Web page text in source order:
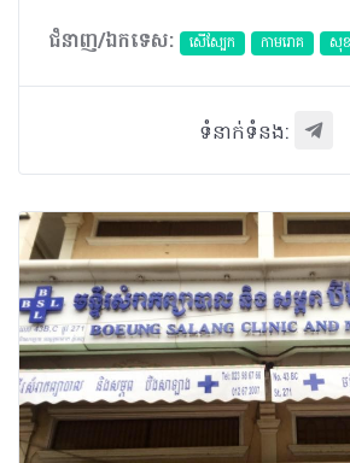
ជំនាញ/ឯកទេស:
សើស្បែក កាមរោគ សុខ
ទំនាក់ទំនង: